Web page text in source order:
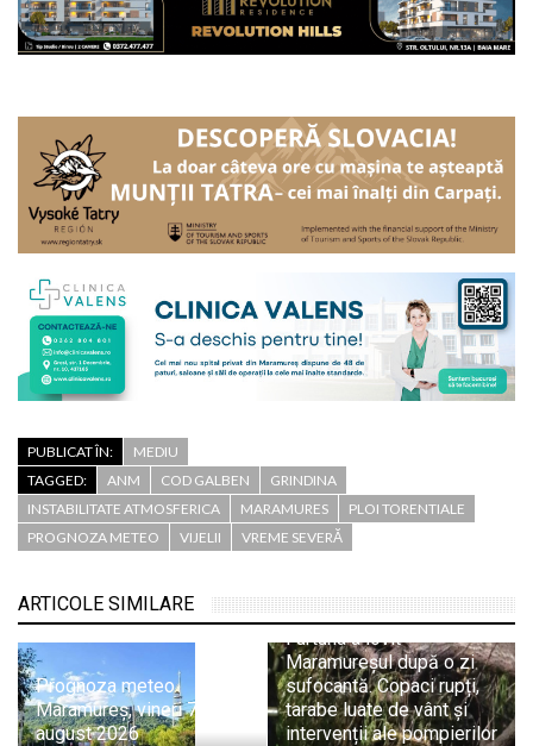
PUBLICAT ÎN:
MEDIU
TAGGED:
ANM COD GALBEN
GRINDINA
INSTABILITATE ATMOSFERICA
MARAMURES
PLOI TORENTIALE
PROGNOZA METEO
VIJELII VREME SEVERĂ
ARTICOLE SIMILARE
Prognoza meteo
Maramureș, vineri 7
august 2026
Furtuna a lovit
Maramureșul după o zi
sufocantă. Copaci rupți,
tarabe luate de vânt și
intervenții ale pompierilor